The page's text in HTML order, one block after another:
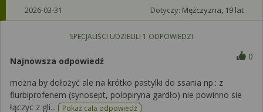
2026-03-31 Dotyczy: Mężczyzna, 19 lat
SPECJALIŚCI UDZIELILI 1 ODPOWIEDZI
Najnowsza odpowiedź 0
można by dołożyć ale na krótko pastylki do ssania np.: z
flurbiprofenem (synosept, polopiryna gardło) nie powinno sie
łączyc z gli...
Pokaż całą odpowiedź